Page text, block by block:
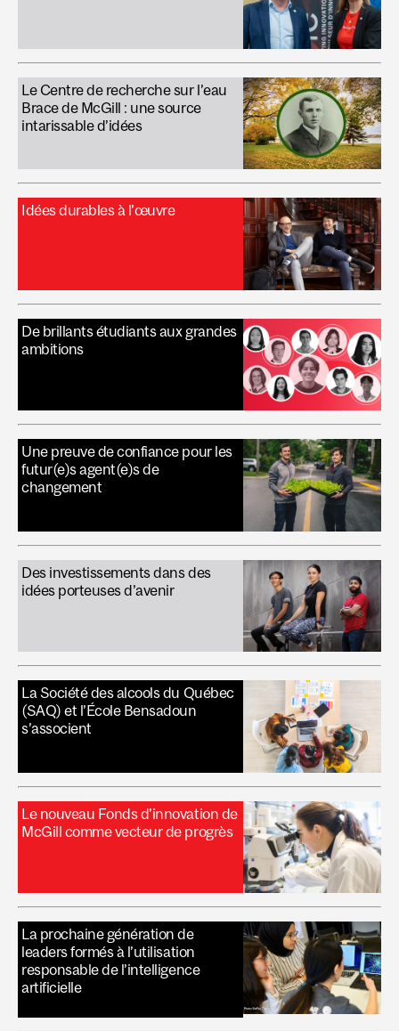
Le Centre de recherche sur l’eau
Brace de McGill : une source
intarissable d’idées
Idées durables à l’œuvre
De brillants étudiants aux grandes
ambitions
Une preuve de confiance pour les
futur(e)s agent(e)s de
changement
Des investissements dans des
idées porteuses d’avenir
La Société des alcools du Québec
(SAQ) et l’École Bensadoun
s’associent
Le nouveau Fonds d’innovation de
McGill comme vecteur de progrès
La prochaine génération de
leaders formés à l’utilisation
responsable de l’intelligence
artificielle